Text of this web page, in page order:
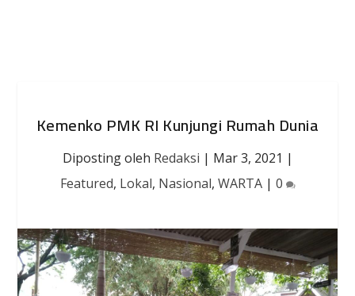
Kemenko PMK RI Kunjungi Rumah Dunia
Diposting oleh Redaksi | Mar 3, 2021 |
Featured, Lokal, Nasional, WARTA| 0